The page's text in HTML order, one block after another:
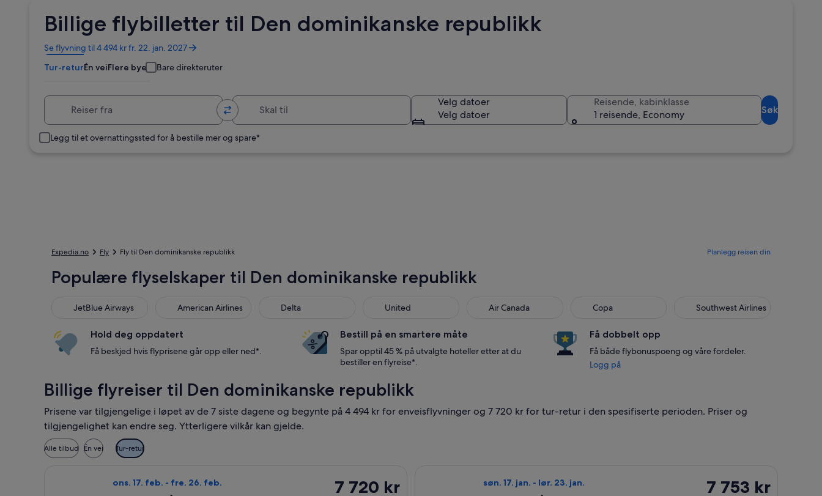
Billige flybilletter til Den dominikanske republikk
Se flyvning til 4 494 kr fr. 22. jan. 2027
Åpnes
et
Tur-returÉn veiFlere byer Bare direkteruter
Velg datoer
Velg datoer
Reisende, kabinklasse
1 reisende, Economy
Søk
Legg til et overnattingssted for å bestille mer og spare*
Expedia.no Fly Fly til Den dominikanske republikk Planlegg reisen din
Populære flyselskaper til Den dominikanske republikk
JetBlue Airways American Airlines Delta United Air Canada Copa Southwest Airlines
Hold deg oppdatert
Få beskjed hvis flyprisene går opp eller ned*.
Bestill på en smartere måte
Spar opptil 45 % på utvalgte hoteller etter at du
bestiller en flyreise*.
Få dobbelt opp
Få både flybonuspoeng og våre fordeler.
Logg på
Billige flyreiser til Den dominikanske republikk
Prisene var tilgjengelige i løpet av de 7 siste dagene og begynte på 4 494 kr for enveisflyvninger og 7 720 kr for tur-retur i den spesifiserte perioden. Priser og
tilgjengelighet kan endre seg. Ytterligere vilkår kan gjelde.
Alle tilbud Én vei Tur-retur
ons. 17. feb. - fre. 26. feb.
7 720 kr
7 720 kr søn. 17. jan. - lør. 23. jan.
7 753 kr
7 753 kr